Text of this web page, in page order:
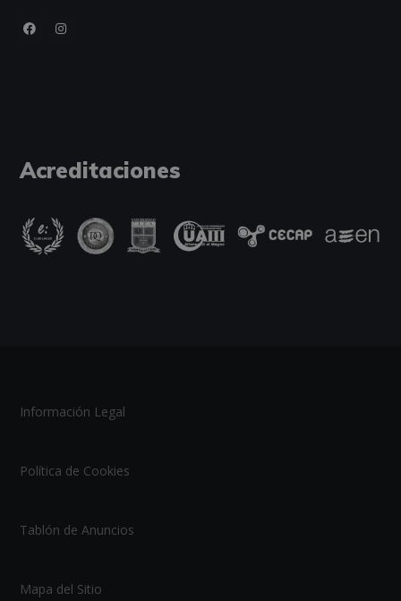
Acreditaciones
Información Legal
Política de Cookies
Tablón de Anuncios
Mapa del Sitio